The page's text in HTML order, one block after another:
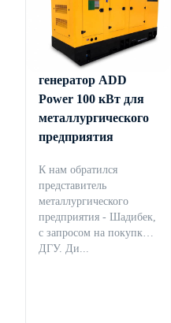
Дизельный
генератор ADD
Power 100 кВт для
металлургического
предприятия
К нам обратился
представитель
металлургического
предприятия - Шадибек,
с запросом на покупку
ДГУ. Ди...